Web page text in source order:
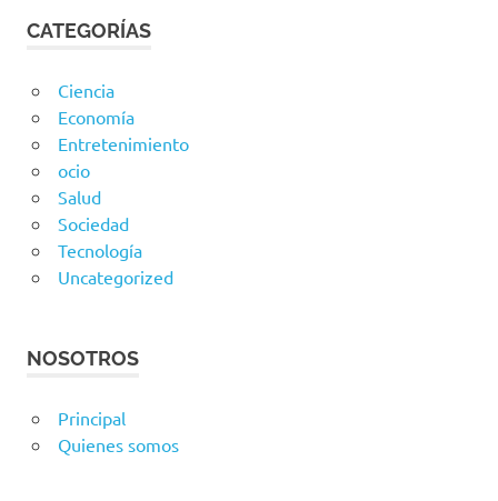
CATEGORÍAS
Ciencia
Economía
Entretenimiento
ocio
Salud
Sociedad
Tecnología
Uncategorized
NOSOTROS
Principal
Quienes somos